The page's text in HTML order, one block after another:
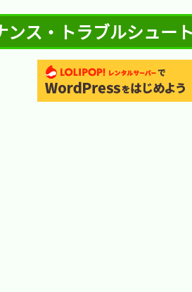
ンス・トラブルシュー